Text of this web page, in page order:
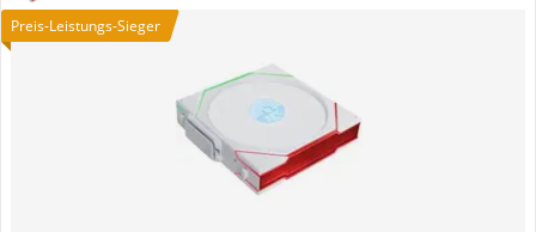
Preis-Leistungs-Sieger